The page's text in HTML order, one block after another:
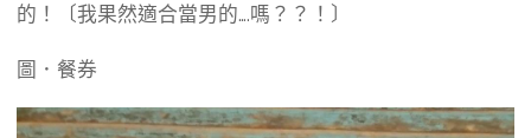
的！〔我果然適合當男的….嗎？？！〕
圖．餐券